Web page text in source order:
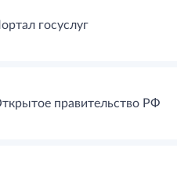
госуслуг
правительство РФ